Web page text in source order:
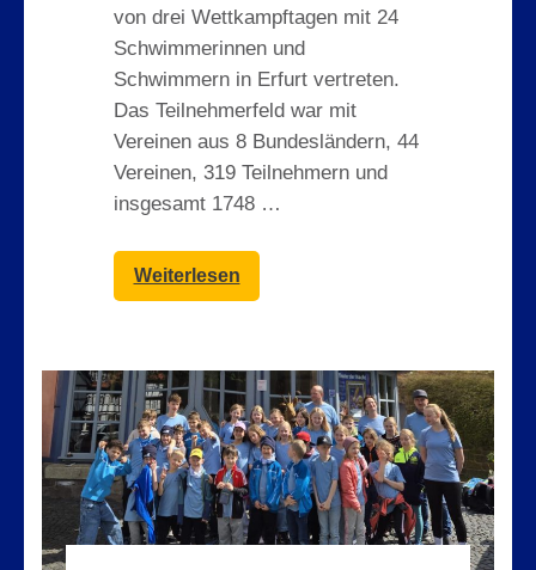
von drei Wettkampftagen mit 24
Schwimmerinnen und
Schwimmern in Erfurt vertreten.
Das Teilnehmerfeld war mit
Vereinen aus 8 Bundesländern, 44
Vereinen, 319 Teilnehmern und
insgesamt 1748 …
Weiterlesen